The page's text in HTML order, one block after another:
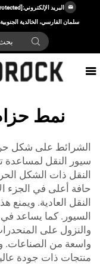
البريد الإلكتروني:[email protected]
سلمان الفارسي، الخالدية
نمط
سيور النقل لمساعدة
حافة أعلى في الجزء
النقل العادية.
السيور. كما يساعد في
والنزول على
منتجات ذات جودة